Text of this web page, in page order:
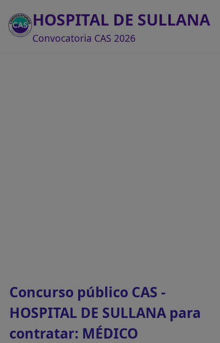
HOSPITAL DE SULLANA
Convocatoria CAS 2026
Concurso público CAS -
HOSPITAL DE SULLANA para
contratar: MÉDICO